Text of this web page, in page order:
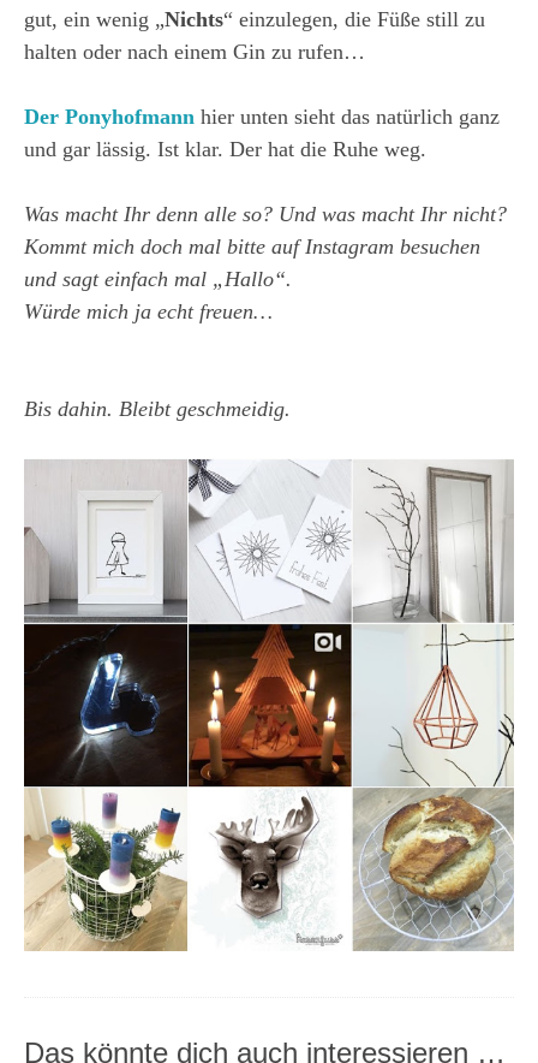
gut, ein wenig „Nichts“ einzulegen, die Füße still zu
halten oder nach einem Gin zu rufen…
Der Ponyhofmann hier unten sieht das natürlich ganz
und gar lässig. Ist klar. Der hat die Ruhe weg.
Was macht Ihr denn alle so? Und was macht Ihr nicht?
Kommt mich doch mal bitte auf Instagram besuchen
und sagt einfach mal „Hallo“.
Würde mich ja echt freuen…
Bis dahin. Bleibt geschmeidig.
Das könnte dich auch interessieren …